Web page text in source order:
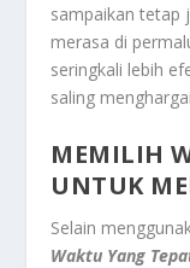
sampaikan tetap
merasa di
seringkali lebih
saling
MEMILIH
UNTUK
Selain
Waktu Yang